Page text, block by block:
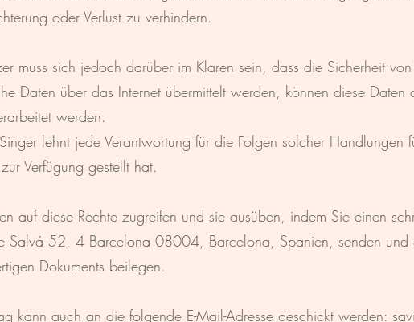
oder Verlust zu verhindern.
muss sich jedoch darüber im Klaren sein, dass die Sicherheit
Daten über das Internet übermittelt werden, können diese
werden.
lehnt jede Verantwortung für die Folgen solcher
Verfügung gestellt hat.
auf diese Rechte zugreifen und sie ausüben, indem Sie einen
Salvá 52, 4 Barcelona 08004, Barcelona, Spanien, senden und
Dokuments beilegen.
kann auch an die folgende E-Mail-Adresse geschickt werden: